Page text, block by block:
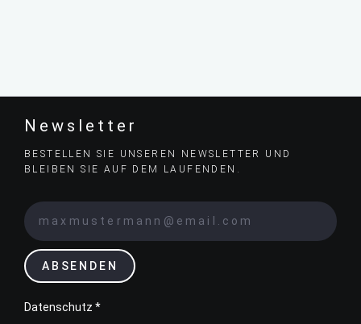
Newsletter
BESTELLEN SIE UNSEREN NEWSLETTER UND
BLEIBEN SIE AUF DEM LAUFENDEN.
ABSENDEN
Datenschutz *